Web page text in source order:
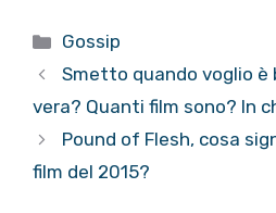
Categorie
Gossip
Smetto quando voglio
vera? Quanti film sono? In
Pound of Flesh, cosa
film del 2015?